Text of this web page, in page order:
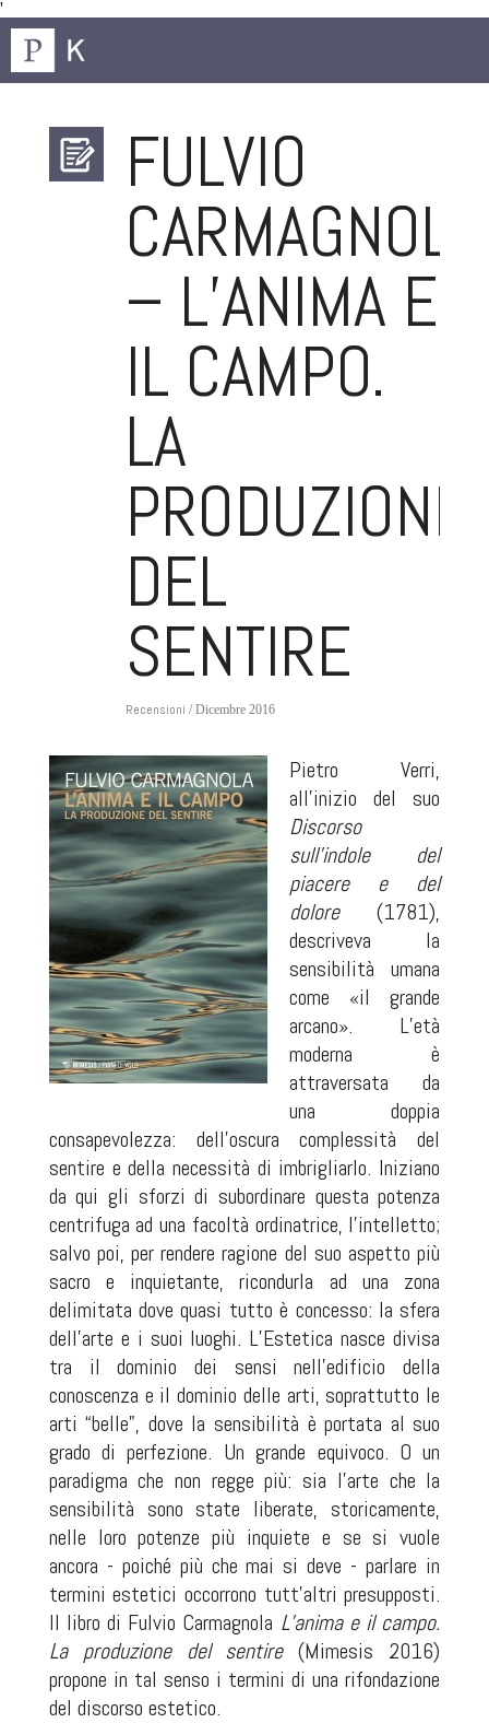
'
FULVIO
CARMAGNOLA
– L’ANIMA E
IL CAMPO.
LA
PRODUZIONE
DEL
SENTIRE
Recensioni / Dicembre 2016
Pietro Verri,
all’inizio del suo
Discorso
sull’indole del
piacere e del
dolore(1781),
descriveva la
sensibilità umana
come «il grande
arcano». L’età
moderna è
attraversata da
una doppia
consapevolezza: dell’oscura complessità del
sentire e della necessità di imbrigliarlo. Iniziano
da qui gli sforzi di subordinare questa potenza
centrifuga ad una facoltà ordinatrice, l’intelletto;
salvo poi, per rendere ragione del suo aspetto più
sacro e inquietante, ricondurla ad una zona
delimitata dove quasi tutto è concesso: la sfera
dell’arte e i suoi luoghi. L’Estetica nasce divisa
tra il dominio dei sensi nell’edificio della
conoscenza e il dominio delle arti, soprattutto le
arti “belle”, dove la sensibilità è portata al suo
grado di perfezione. Un grande equivoco. O un
paradigma che non regge più: sia l’arte che la
sensibilità sono state liberate, storicamente,
nelle loro potenze più inquiete e se si vuole
ancora - poiché più che mai si deve - parlare in
termini estetici occorrono tutt’altri presupposti.
Il libro di Fulvio Carmagnola L’anima e il campo.
La produzione del sentire(Mimesis 2016)
propone in tal senso i termini di una rifondazione
del discorso estetico.